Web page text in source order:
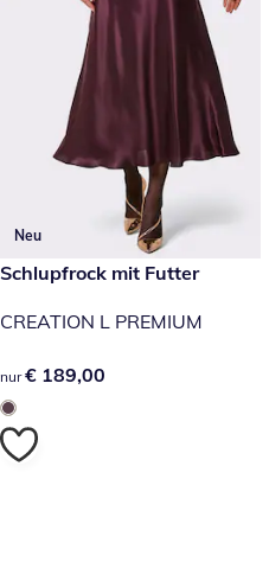
Neu
€ 189,00
Schlupfrock mit Futter
CREATION L PREMIUM
€ 189,00
nur € 189,00